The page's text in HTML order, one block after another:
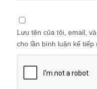
Lưu tên của tôi, email,
cho lần bình luận kế tiếp